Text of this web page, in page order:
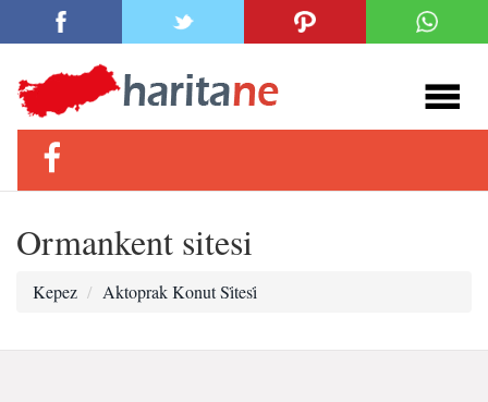
Ormankent sitesi
Kepez Aktoprak Konut Si̇tesi̇